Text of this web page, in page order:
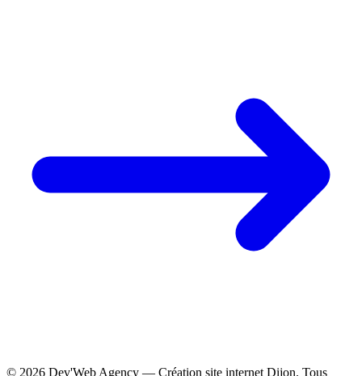
© 2026 Dev'Web Agency — Création site internet Dijon. Tous